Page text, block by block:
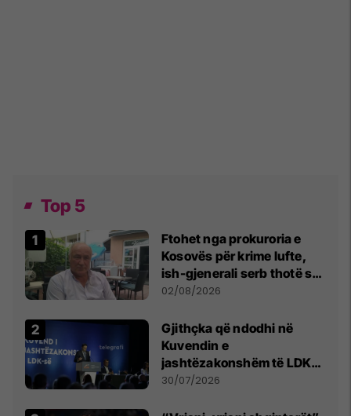
Top 5
Ftohet nga prokuroria e
Kosovës për krime lufte,
ish-gjenerali serb thotë se
dikush e tradhtoi në
02/08/2026
Gjithçka që ndodhi në
Kuvendin e
jashtëzakonshëm të LDK-
së
30/07/2026